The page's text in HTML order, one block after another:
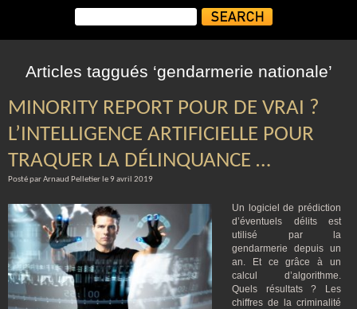
Articles taggués ‘gendarmerie nationale’
MINORITY REPORT POUR DE VRAI ?
L’INTELLIGENCE ARTIFICIELLE POUR
TRAQUER LA DÉLINQUANCE …
Posté par Arnaud Pelletier le 9 avril 2019
Un logiciel de prédiction
d’éventuels délits est
utilisé par la
gendarmerie depuis un
an. Et ce grâce à un
calcul d’algorithme.
Quels résultats ? Les
chiffres de la criminalité